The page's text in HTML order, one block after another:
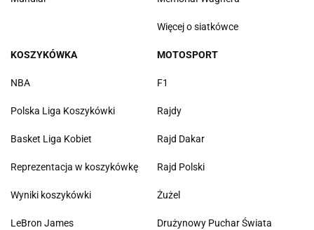
Więcej o siatkówce
KOSZYKÓWKA
NBA
Polska Liga Koszykówki
Basket Liga Kobiet
Reprezentacja w koszykówkę
Wyniki koszykówki
LeBron James
MOTOSPORT
F1
Rajdy
Rajd Dakar
Rajd Polski
Żużel
Drużynowy Puchar Świata